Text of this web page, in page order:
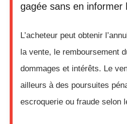
gagée sans en informer
L’acheteur peut obtenir
la vente, le remboursement
dommages et intérêts. Le
ailleurs à des poursuites
escroquerie ou fraude selon